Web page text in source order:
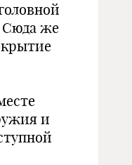
Сюда же
и